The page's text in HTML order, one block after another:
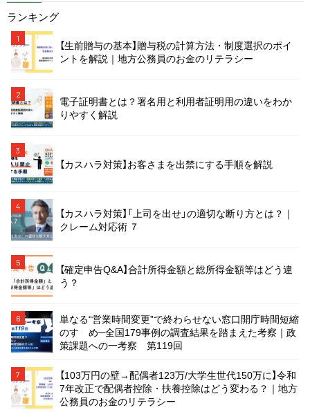
ランキング
1
【生前贈与の基本】贈与税の計算方法・制度選択のポイ
ントを解説｜地方公務員のお金のリテラシー
2
電子証明書とは？署名用と利用者証明用の違いをわか
りやすく解説
3
【カスハラ対策】お客さまを出禁にする手順を解説
4
【カスハラ対策】「上司を出せ」の適切な断り方とは？｜
クレーム対応術 ７
5
【確定申告Q&A】合計所得金額と総所得金額等はどう違
う？
6
単なる“営業時間変更”で終わらせない窓口開庁時間短縮
のすゝめ─全国179事例の調査結果を踏まえた考察｜政
策課題への一考察 第119回
7
【103万円の壁→配偶者123万/大学生世代150万に】令和
7年改正で配偶者控除・扶養控除はどう変わる？｜地方
公務員のお金のリテラシー